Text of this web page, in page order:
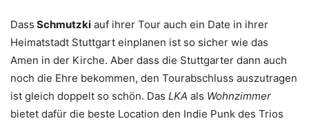
Dass Schmutzki auf ihrer Tour auch ein Date in ihrer
Heimatstadt Stuttgart einplanen ist so sicher wie das
Amen in der Kirche. Aber dass die Stuttgarter dann auch
noch die Ehre bekommen, den Tourabschluss auszutragen
ist gleich doppelt so schön. Das LKA als Wohnzimmer
bietet dafür die beste Location den Indie Punk des Trios